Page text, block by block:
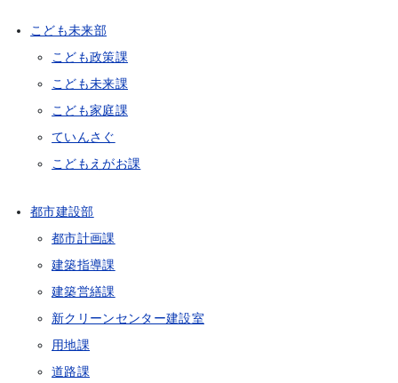
こども未来部
こども政策課
こども未来課
こども家庭課
ていんさぐ
こどもえがお課
都市建設部
都市計画課
建築指導課
建築営繕課
新クリーンセンター建設室
用地課
道路課